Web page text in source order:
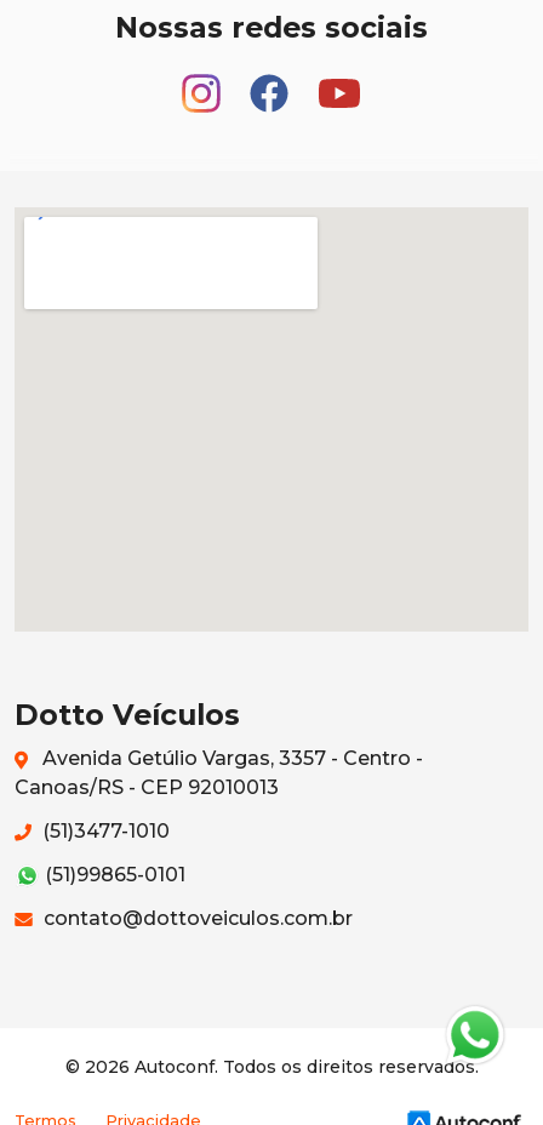
Nossas redes sociais
Dotto Veículos
Avenida Getúlio Vargas, 3357 - Centro -
Canoas/RS - CEP 92010013
(51)3477-1010
(51)99865-0101
contato@dottoveiculos.com.br
© 2026 Autoconf. Todos os direitos reservados.
Termos Privacidade